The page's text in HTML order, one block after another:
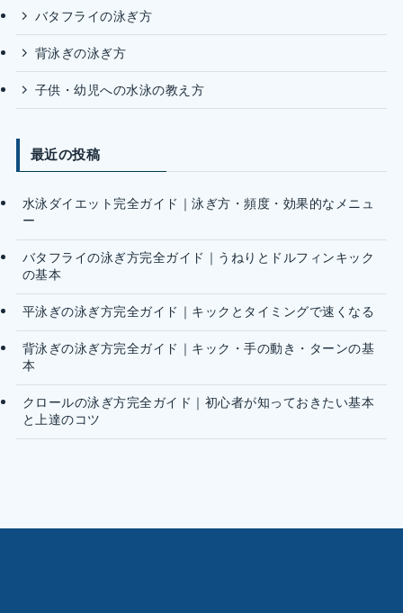
バタフライの泳ぎ方
背泳ぎの泳ぎ方
子供・幼児への水泳の教え方
最近の投稿
水泳ダイエット完全ガイド｜泳ぎ方・頻度・効果的なメニュ
ー
バタフライの泳ぎ方完全ガイド｜うねりとドルフィンキック
の基本
平泳ぎの泳ぎ方完全ガイド｜キックとタイミングで速くなる
背泳ぎの泳ぎ方完全ガイド｜キック・手の動き・ターンの基
本
クロールの泳ぎ方完全ガイド｜初心者が知っておきたい基本
と上達のコツ